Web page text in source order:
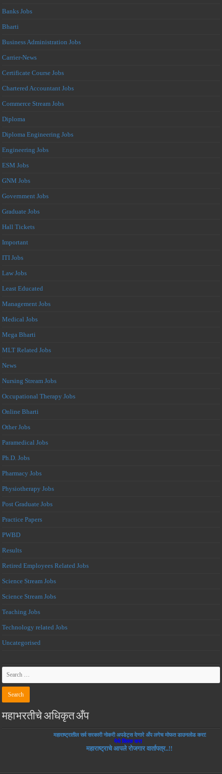
Banks Jobs
Bharti
Business Administration Jobs
Carrier-News
Certificate Course Jobs
Chartered Accountant Jobs
Commerce Stream Jobs
Diploma
Diploma Engineering Jobs
Engineering Jobs
ESM Jobs
GNM Jobs
Government Jobs
Graduate Jobs
Hall Tickets
Important
ITI Jobs
Law Jobs
Least Educated
Management Jobs
Medical Jobs
Mega Bharti
MLT Related Jobs
News
Nursing Stream Jobs
Occupational Therapy Jobs
Online Bharti
Other Jobs
Paramedical Jobs
Ph.D. Jobs
Pharmacy Jobs
Physiotherapy Jobs
Post Graduate Jobs
Practice Papers
PWBD
Results
Retired Employees Related Jobs
Science Stream Jobs
Science Stream Jobs
Teaching Jobs
Technology related Jobs
Uncategorised
महाभरतीचे अधिकृत अँप
महाराष्ट्रातील सर्व सरकारी नोकरी अपडेट्स देणारे अँप लगेच मोफत डाउनलोड करा!
येथे क्लिक करा
महाराष्ट्राचे आपले रोजगार वार्तापत्र..!!